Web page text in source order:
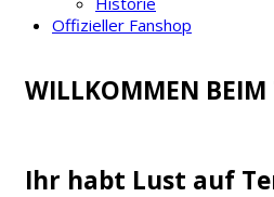
Offizieller Fanshop
WILLKOMMEN BEIM
Ihr habt Lust auf